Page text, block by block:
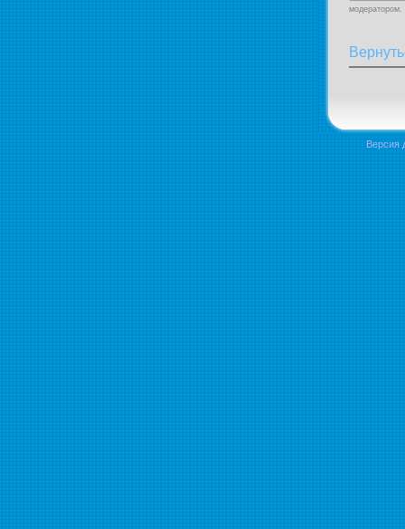
модератором.
Версия